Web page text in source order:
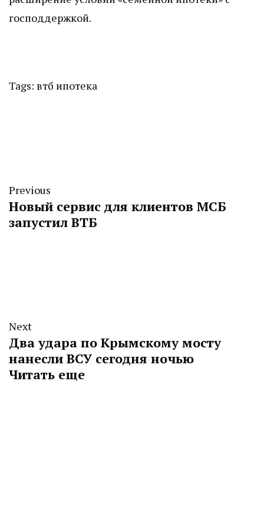
господдержкой.
Tags: втб ипотека
Previous
Новый сервис для клиентов МСБ
запустил ВТБ
Next
Два удара по Крымскому мосту
нанесли ВСУ сегодня ночью
Читать еще